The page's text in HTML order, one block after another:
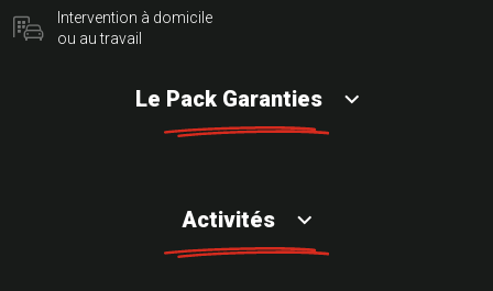
Intervention à domicile
ou au travail
Le Pack Garanties
Activités